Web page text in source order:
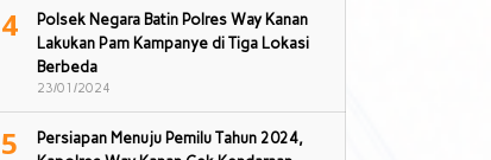
4
Polsek Negara Batin Polres Way Kanan
Lakukan Pam Kampanye di Tiga Lokasi
Berbeda
23/01/2024
5
Persiapan Menuju Pemilu Tahun 2024,